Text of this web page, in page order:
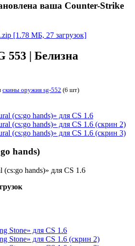
ваша Counter-Strike
[1.78 МБ, 27 загрузок]
553 | Белизна
скины оружия sg-552 (6 шт)
hands)
hands)» для CS 1.6